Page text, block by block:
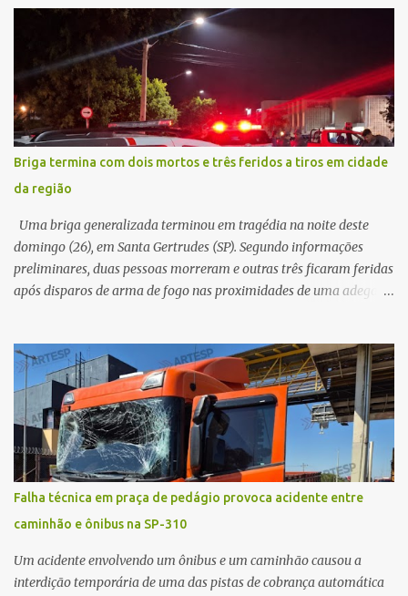
veículo, o trânsito estava lento e congestionado devido a obras
realizadas na rodovia, momento em que ocorreu o impacto. Com
a violência da colisão, o motociclista foi arremessado ao solo.
Testemunhas relataram que o capacete teria se desprendido
durante o acidente. O jovem sofreu ferimentos gravíssimos e
morreu ainda no local. Equipes de resgate e de atendimento da
concessionária responsável pela rodovia foram acionadas e
realizaram a sinalização da via, além de prestarem socorro à
vítima. No entanto, o óbito foi constatado ainda no local do
acidente. A Polícia Militar Rodoviária compareceu para o registro
da ocorrência...
Briga termina com dois mortos e três feridos a tiros em cidade
da região
Uma briga generalizada terminou em tragédia na noite deste
domingo (26), em Santa Gertrudes (SP). Segundo informações
preliminares, duas pessoas morreram e outras três ficaram feridas
após disparos de arma de fogo nas proximidades de uma adega. O
começado dentro do estabelecimento e se estendido para a área
externa, quando dois homens armados passaram a efetuar
diversos disparos. Duas vítimas morreram ainda no local. Outras
três pessoas foram baleadas e socorridas. Até o momento, não
foram divulgadas informações oficiais sobre o estado de saúde dos
feridos. Equipes da Polícia Militar de Santa Gertrudes atenderam a
ocorrência e isolaram a área para o trabalho da perícia. Até a
última atualização, nenhum suspeito havia sido preso. A Polícia
Civil investigará a motivação da briga, a autoria dos disparos e as
circunstâncias do crime. A ocorrência segue em anda...
Falha técnica em praça de pedágio provoca acidente entre
caminhão e ônibus na SP-310
Um acidente envolvendo um ônibus e um caminhão causou a
interdição temporária de uma das pistas de cobrança automática